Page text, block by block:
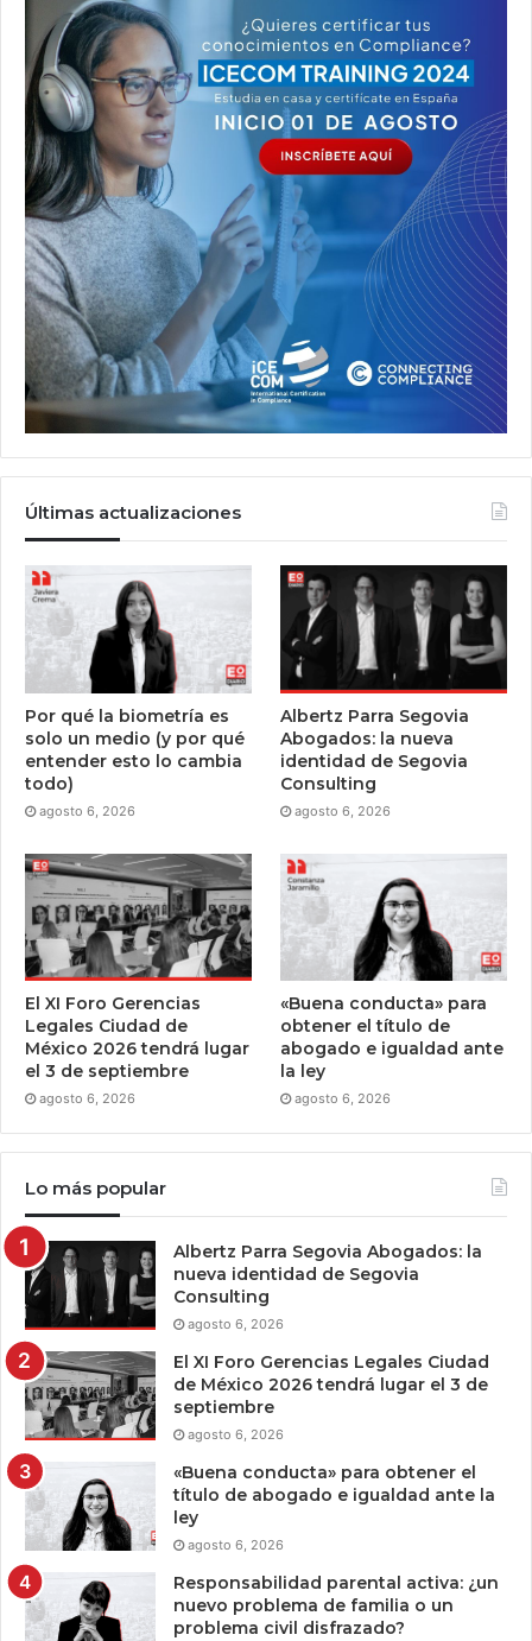
Últimas actualizaciones
Por qué la biometría es
solo un medio (y por qué
entender esto lo cambia
todo)
agosto 6, 2026
Albertz Parra Segovia
Abogados: la nueva
identidad de Segovia
Consulting
agosto 6, 2026
El XI Foro Gerencias
Legales Ciudad de
México 2026 tendrá lugar
el 3 de septiembre
agosto 6, 2026
«Buena conducta» para
obtener el título de
abogado e igualdad ante
la ley
agosto 6, 2026
Lo más popular
Albertz Parra Segovia Abogados: la
nueva identidad de Segovia
Consulting
agosto 6, 2026
El XI Foro Gerencias Legales Ciudad
de México 2026 tendrá lugar el 3 de
septiembre
agosto 6, 2026
«Buena conducta» para obtener el
título de abogado e igualdad ante la
ley
agosto 6, 2026
Responsabilidad parental activa: ¿un
nuevo problema de familia o un
problema civil disfrazado?